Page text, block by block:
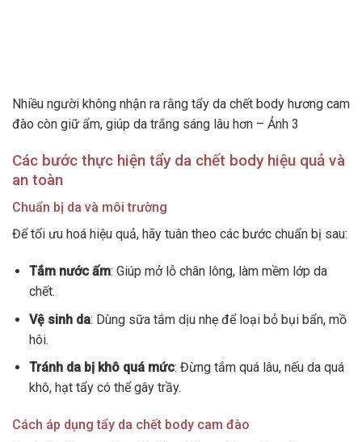
Nhiều người không nhận ra rằng tẩy da chết body hương cam
đào còn giữ ẩm, giúp da trắng sáng lâu hơn – Ảnh 3
Các bước thực hiện tẩy da chết body hiệu quả và
an toàn
Chuẩn bị da và môi trường
Để tối ưu hoá hiệu quả, hãy tuân theo các bước chuẩn bị sau:
Tắm nước ấm: Giúp mở lỗ chân lông, làm mềm lớp da
chết.
Vệ sinh da: Dùng sữa tắm dịu nhẹ để loại bỏ bụi bẩn, mồ
hôi.
Tránh da bị khô quá mức: Đừng tắm quá lâu, nếu da quá
khô, hạt tẩy có thể gây trầy.
Cách áp dụng tẩy da chết body cam đào